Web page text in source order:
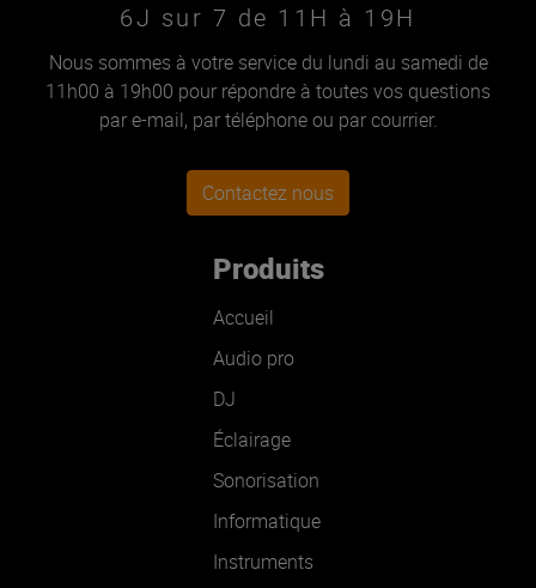
6J sur 7 de 11H à 19H
Nous sommes à votre service du lundi au samedi de
11h00 à 19h00 pour répondre à toutes vos questions
par e-mail, par téléphone ou par courrier.
Contactez nous
Produits
Accueil
Audio pro
DJ
Éclairage
Sonorisation
Informatique
Instruments